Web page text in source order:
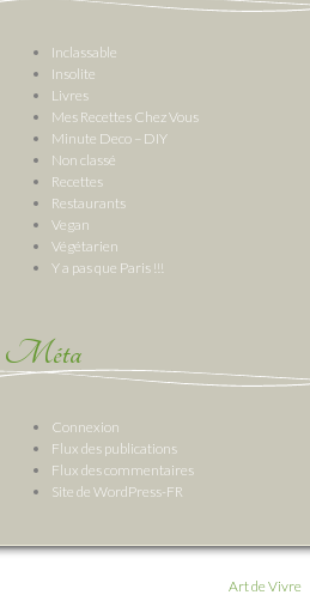
Inclassable
Insolite
Livres
Mes Recettes Chez Vous
Minute Deco – DIY
Non classé
Recettes
Restaurants
Vegan
Végétarien
Y a pas que Paris !!!
Méta
Connexion
Flux des publications
Flux des commentaires
Site de WordPress-FR
Art de Vivre